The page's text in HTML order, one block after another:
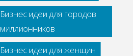
Бизнес идеи для городов
миллионников
Бизнес идеи для женщин